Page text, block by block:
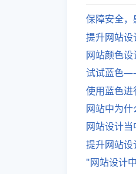
保障安全，
提升网站
网站颜色设
试试蓝色
使用蓝色进
网站中为什
网站设计
提升网站设
"网站设计